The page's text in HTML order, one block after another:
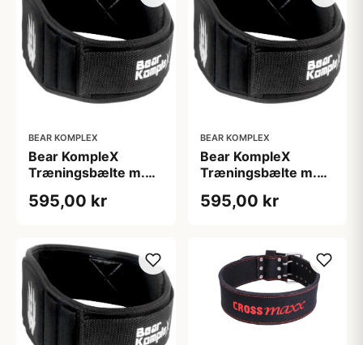
BEAR KOMPLEX
Bear KompleX
Træningsbælte m.
lifting belt small 15
595,00 kr
BEAR KOMPLEX
Bear KompleX
Træningsbælte m.
595,00 kr